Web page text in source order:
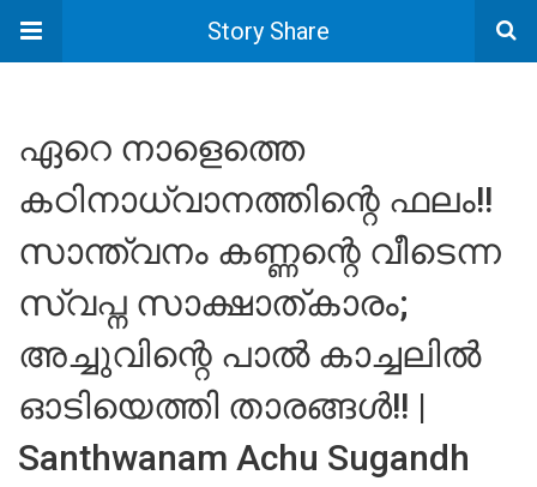
Story Share
ഏറെ നാളെത്തെ
കഠിനാധ്വാനത്തിന്റെ ഫലം!!
സാന്ത്വനം കണ്ണന്റെ വീടെന്ന
സ്വപ്ന സാക്ഷാത്കാരം;
അച്ചുവിന്റെ പാൽ കാച്ചലിൽ
ഓടിയെത്തി താരങ്ങൾ!! |
Santhwanam Achu Sugandh